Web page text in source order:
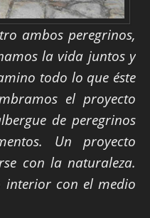
ambos peregrinos,
la vida juntos y
todo lo que éste
el proyecto
de peregrinos
Un proyecto
con la naturaleza.
interior con el medio